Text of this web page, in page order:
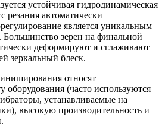
устойчивая гидродинамическая
автоматически
является уникальным
зерен на финальной
деформируют и сглаживают
зеркальный блеск.
относят
оборудования (часто используются
устанавливаемые на
высокую производительность и